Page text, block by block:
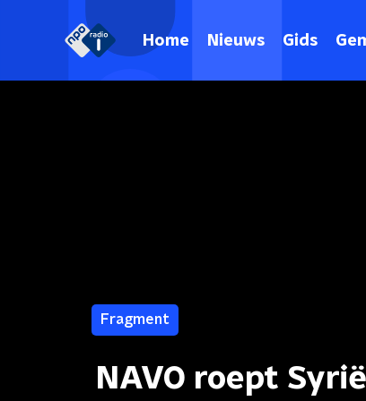
Home Nieuws Gids
Fragment
NAVO roept